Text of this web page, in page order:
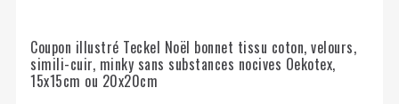
Coupon illustré Teckel Noël bonnet tissu coton, velours,
simili-cuir, minky sans substances nocives Oekotex,
15x15cm ou 20x20cm